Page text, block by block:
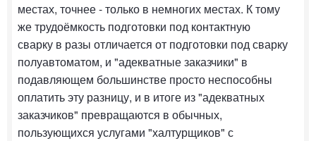
местах, точнее - только в немногих местах. К тому
же трудоёмкость подготовки под контактную
сварку в разы отличается от подготовки под сварку
полуавтоматом, и "адекватные заказчики" в
подавляющем большинстве просто неспособны
оплатить эту разницу, и в итоге из "адекватных
заказчиков" превращаются в обычных,
пользующихся услугами "халтурщиков" с